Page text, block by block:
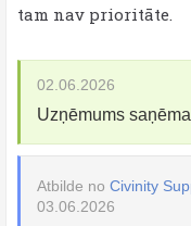
tam nav prioritāte.
02.06.2026
Uzņēmums
Atbilde no Civinity
03.06.2026